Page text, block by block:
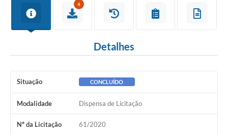
4
Detalhes
Situação CONCLUÍDO
Modalidade Dispensa de Licitação
Nº da Licitação 61/2020